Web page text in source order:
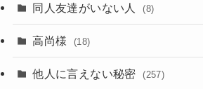
同人友達がいない人 (8)
高尚様 (18)
他人に言えない秘密 (257)